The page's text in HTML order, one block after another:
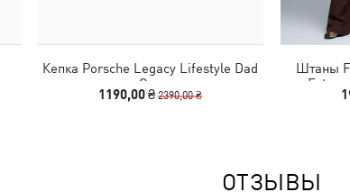
Кепка Porsche Legacy Lifestyle Dad
Cap
1190,00 ₴2390,00 ₴
Штаны
ОТЗЫВЫ